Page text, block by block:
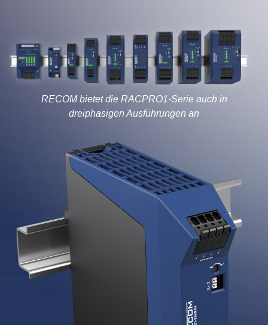
RECOM bietet die RACPRO1-Serie auch in
dreiphasigen Ausführungen an